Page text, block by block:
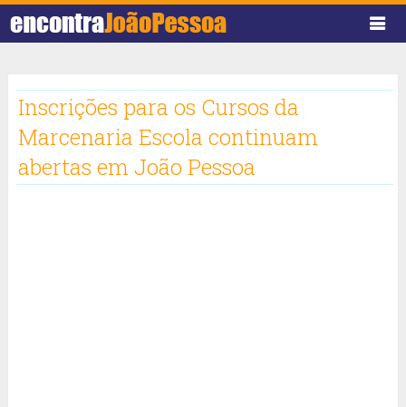
Inscrições para os Cursos da
Marcenaria Escola continuam
abertas em João Pessoa